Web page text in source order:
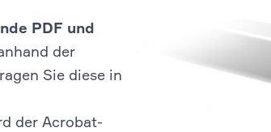
PDF und
der
Sie diese in
der Acrobat-